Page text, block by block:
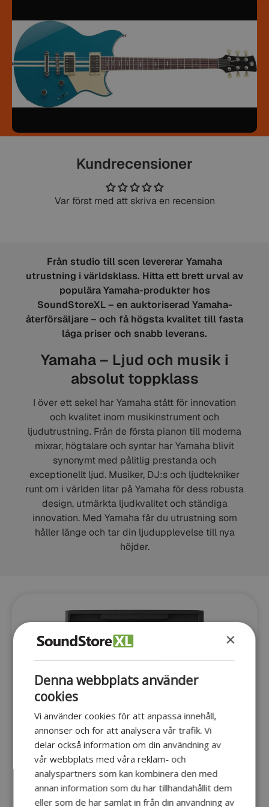
Kundrecensioner
Var först med att skriva en recension
Från studio till scen levererar Yamaha
utrustning i världsklass. Hitta ett brett urval av
populära Yamaha-produkter hos
SoundStoreXL – en auktoriserad Yamaha-
återförsäljare – och få högsta kvalitet till fasta
låga priser och snabb leverans.
Yamaha – Ljud och musik i
absolut toppklass
I över ett sekel har Yamaha stått för innovation
och kvalitet inom musikinstrument och
ljudutrustning. Från de första pianon till moderna
mixrar, högtalare och syntar har Yamaha blivit
synonymt med pålitlig prestanda och
exceptionellt ljud. Musiker, DJ:s och ljudtekniker
runt om i världen litar på Yamaha för dess robusta
design, utmärkta ljudkvalitet och ständiga
innovation. Med Yamaha får du utrustning som
håller länge och tar din ljudupplevelse till nya
höjder.
×
Denna webbplats använder
cookies
Vi använder cookies för att anpassa innehåll,
annonser och för att analysera vår trafik. Vi
delar också information om din användning av
vår webbplats med våra reklam- och
analyspartners som kan kombinera den med
annan information som du har tillhandahållit dem
eller som de har samlat in från din användning av